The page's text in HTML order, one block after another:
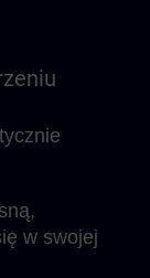
w swojej